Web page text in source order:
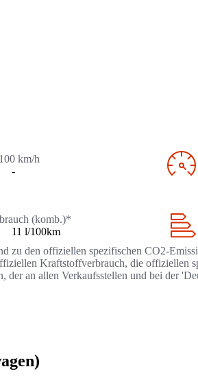
km/h
-
(komb.)*
11 l/100km
den offiziellen spezifischen CO2-
Kraftstoffverbrauch, die offiziellen
an allen Verkaufsstellen und bei der